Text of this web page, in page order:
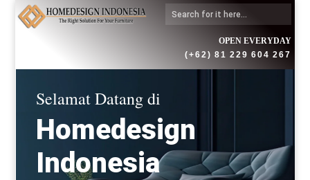
OPEN EVERYDAY
(+62) 81 229 604 267
Selamat Datang di
Homedesign
Indonesia